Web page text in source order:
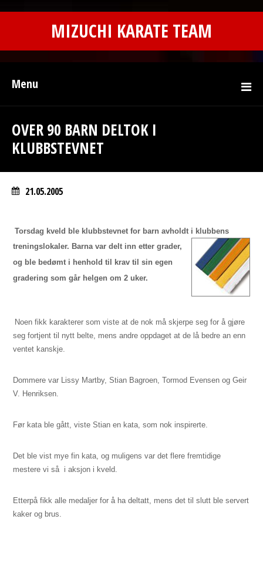
MIZUCHI KARATE TEAM
Menu
OVER 90 BARN DELTOK I
KLUBBSTEVNET
21.05.2005
Torsdag kveld ble klubbstevnet for barn avholdt i klubbens
treningslokaler. Barnavar delt inn etter grader,
og ble bedømt i henhold til krav til sin egen
gradering som går helgen om 2 uker.
Noen fikk karakterer som viste at de nok må skjerpe seg for å gjøre
seg fortjent til nytt belte, mens andre oppdaget at de lå bedre an enn
ventet kanskje.
Dommere var Lissy Martby, Stian Bagroen, Tormod Evensen og Geir
V. Henriksen.
Før kata ble gått, viste Stian en kata, som nok inspirerte.
Det ble vist mye fin kata, og muligens var det flere fremtidige
mestere vi så i aksjon i kveld.
Etterpå fikk alle medaljer for å ha deltatt, mens det til slutt ble servert
kaker og brus.